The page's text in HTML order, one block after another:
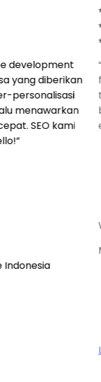
development
yang diberikan
personalisasi
menawarkan
SEO kami
”